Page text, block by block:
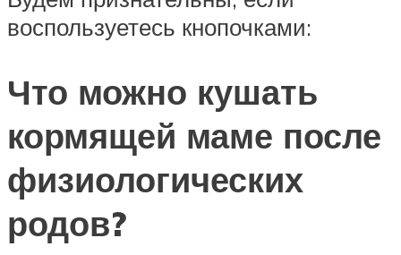
воспользуетесь кнопочками:
Что можно кушать
кормящей маме после
физиологических
родов?